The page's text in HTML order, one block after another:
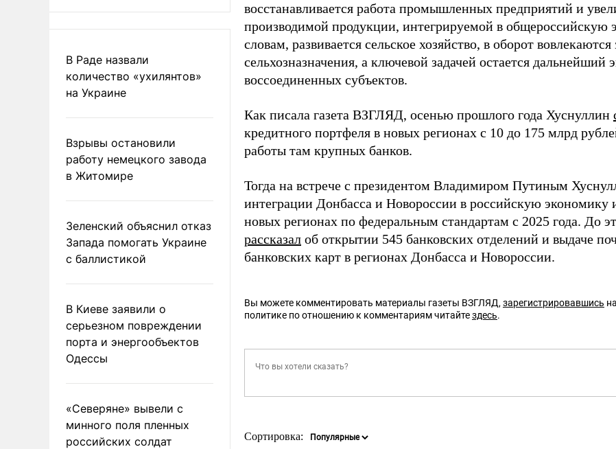
В Раде назвали
количество «ухилянтов»
на Украине
Взрывы остановили
работу немецкого завода
в Житомире
Зеленский объяснил отказ
Запада помогать Украине
с баллистикой
В Киеве заявили о
серьезном повреждении
порта и энергообъектов
Одессы
«Северяне» вывели с
минного поля пленных
российских солдат
восстанавливается работа промышленных предприятий и
производимой продукции, интегрируемой в общероссийскую
словам, развивается сельское хозяйство, в оборот
сельхозназначения, а ключевой задачей остается дальнейший
воссоединенных субъектов.
Как писала газета ВЗГЛЯД, осенью прошлого года Хуснуллин
кредитного портфеля в новых регионах с 10 до 175 млрд
работы там крупных банков.
Тогда на встрече с президентом Владимиром Путиным
интеграции Донбасса и Новороссии в российскую экономику
новых регионах по федеральным стандартам с 2025 года. До
рассказал об открытии 545 банковских отделений и выдаче
банковских карт в регионах Донбасса и Новороссии.
Вы можете комментировать материалы газеты ВЗГЛЯД, зарегистрировавшись
политике по отношению к комментариям читайтездесь.
Сортировка: